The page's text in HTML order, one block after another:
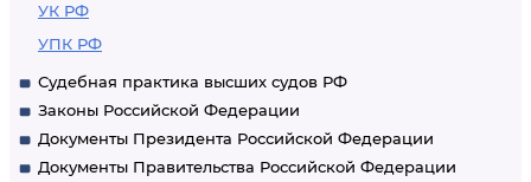
УК РФ
УПК РФ
Судебная практика высших судов РФ
Законы Российской Федерации
Документы Президента Российской Федерации
Документы Правительства Российской Федерации